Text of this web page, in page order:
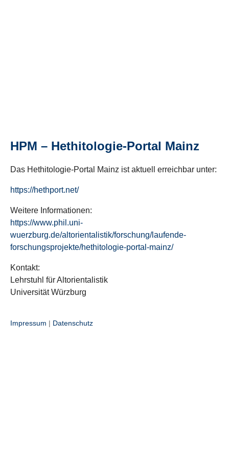
HPM – Hethitologie-Portal Mainz
Das Hethitologie-Portal Mainz ist aktuell erreichbar unter:
https://hethport.net/
Weitere Informationen:
https://www.phil.uni-
wuerzburg.de/altorientalistik/forschung/laufende-
forschungsprojekte/hethitologie-portal-mainz/
Kontakt:
Lehrstuhl für Altorientalistik
Universität Würzburg
Impressum | Datenschutz